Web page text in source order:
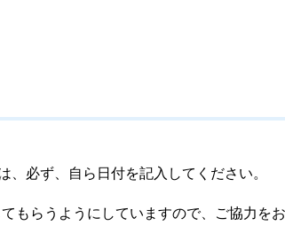
必ず、自ら日付を記入してください。
もらうようにしていますので、ご協力をお